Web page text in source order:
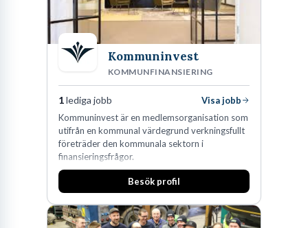
Kommuninvest
KOMMUNFINANSIERING
1lediga jobb
Visa jobb
Kommuninvest är en medlemsorganisation som
utifrån en kommunal värdegrund verkningsfullt
företräder den kommunala sektorn i
finansieringsfrågor.
Besök profil